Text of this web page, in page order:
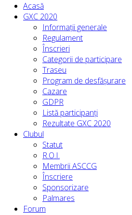
Acasă
GXC 2020
Informații generale
Regulament
Înscrieri
Categorii de participare
Traseu
Program de desfășurare
Cazare
GDPR
Listă participanți
Rezultate GXC 2020
Clubul
Statut
R.O.I.
Membrii ASCCG
Înscriere
Sponsorizare
Palmares
Forum